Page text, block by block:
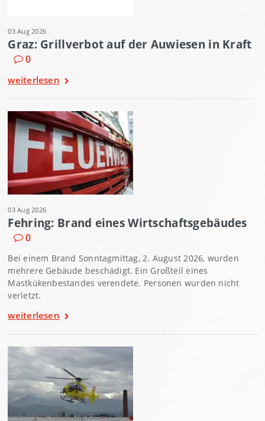
03 Aug 2026
Graz: Grillverbot auf der Auwiesen in Kraft
0
weiterlesen
03 Aug 2026
Fehring: Brand eines Wirtschaftsgebäudes
0
Bei einem Brand Sonntagmittag, 2. August 2026, wurden
mehrere Gebäude beschädigt. Ein Großteil eines
Mastkükenbestandes verendete. Personen wurden nicht
verletzt.
weiterlesen